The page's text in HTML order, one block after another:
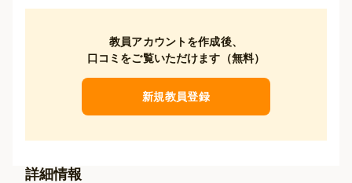
教員アカウントを作成後、
口コミをご覧いただけます（無料）
新規教員登録
詳細情報